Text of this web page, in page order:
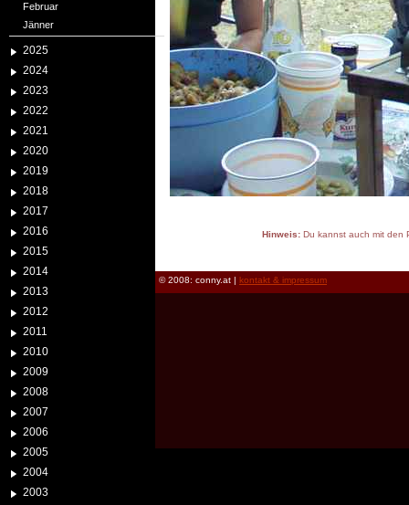
Februar
Jänner
2025
2024
2023
2022
2021
2020
2019
2018
2017
2016
2015
2014
2013
2012
2011
2010
2009
2008
2007
2006
2005
2004
2003
Hinweis:Du kannst auch mit den
© 2008: conny.at | kontakt & impressum